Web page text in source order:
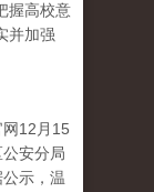
握高校意
并加强
12月15
安分局
示，温